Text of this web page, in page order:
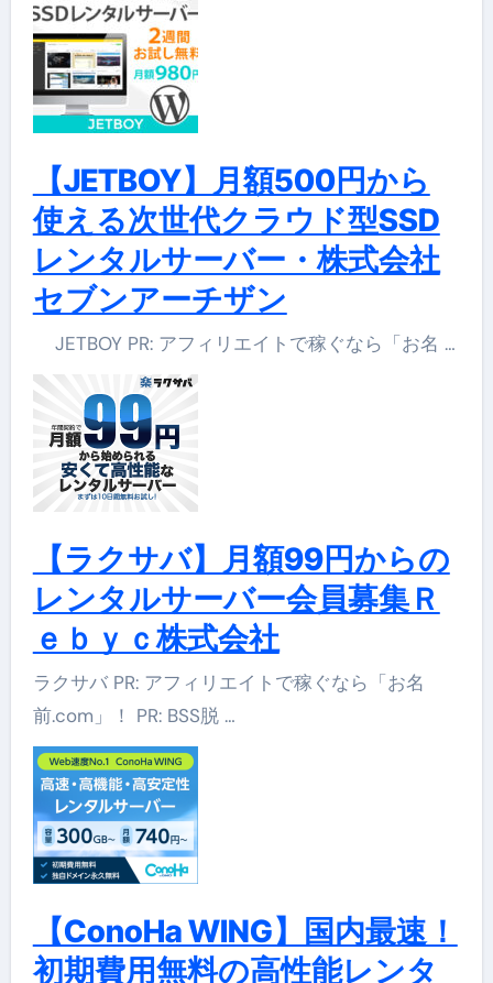
【JETBOY】月額500円から
使える次世代クラウド型SSD
レンタルサーバー・株式会社
セブンアーチザン
JETBOY PR: アフィリエイトで稼ぐなら「お名 …
【ラクサバ】月額99円からの
レンタルサーバー会員募集Ｒ
ｅｂｙｃ株式会社
ラクサバ PR: アフィリエイトで稼ぐなら「お名
前.com」！ PR: BSS脱 …
【ConoHa WING】国内最速！
初期費用無料の高性能レンタ